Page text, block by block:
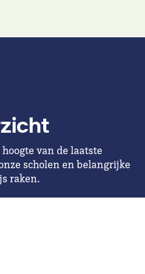
van de laatste
scholen en belangrijke
raken.